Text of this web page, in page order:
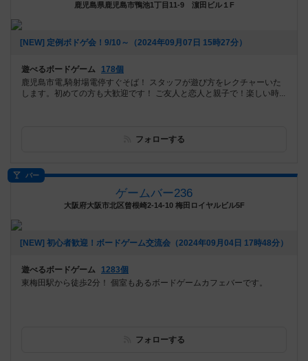
鹿児島県鹿児島市鴨池1丁目11-9 濵田ビル１F
[NEW] 定例ボドゲ会！9/10～（2024年09月07日 15時27分）
遊べるボードゲーム
178個
鹿児島市電,騎射場電停すぐそば！ スタッフが遊び方をレクチャーいた
します。初めての方も大歓迎です！ ご友人と恋人と親子で！楽しい時...
フォローする
バー
ゲームバー236
大阪府大阪市北区曾根崎2-14-10 梅田ロイヤルビル5F
[NEW] 初心者歓迎！ボードゲーム交流会（2024年09月04日 17時48分）
遊べるボードゲーム
1283個
東梅田駅から徒歩2分！ 個室もあるボードゲームカフェバーです。
フォローする